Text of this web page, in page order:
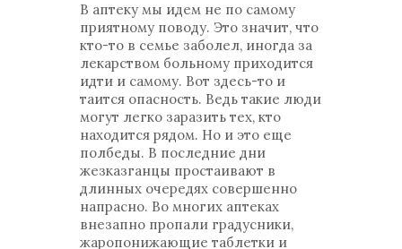
В аптеку мы идем не по самому
приятному поводу. Это значит, что
кто-то в семье заболел, иногда за
лекарством больному приходится
идти и самому. Вот здесь-то и
таится опасность. Ведь такие люди
могут легко заразить тех, кто
находится рядом. Но и это еще
полбеды. В последние дни
жезказганцы простаивают в
длинных очередях совершенно
напрасно. Во многих аптеках
внезапно пропали градусники,
жаропонижающие таблетки и